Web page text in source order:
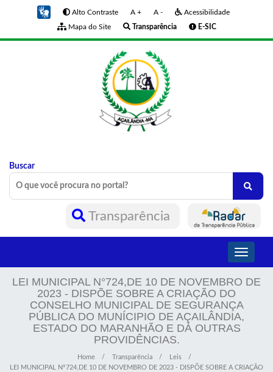
Alto Contraste A + A -
Acessibilidade
Mapa do Site
Transparência E-SIC
Buscar
Transparência
Toggle
LEI MUNICIPAL N°724,DE 10 DE NOVEMBRO DE
2023 - DISPÕE SOBRE A CRIAÇÃO DO
CONSELHO MUNICIPAL DE SEGURANÇA
PÚBLICA DO MUNÍCIPIO DE AÇAILÂNDIA,
ESTADO DO MARANHÃO E DÁ OUTRAS
PROVIDÊNCIAS.
Home Transparência
Leis
LEI MUNICIPAL N°724,DE 10 DE NOVEMBRO DE 2023 - DISPÕE SOBRE A CRIAÇÃO